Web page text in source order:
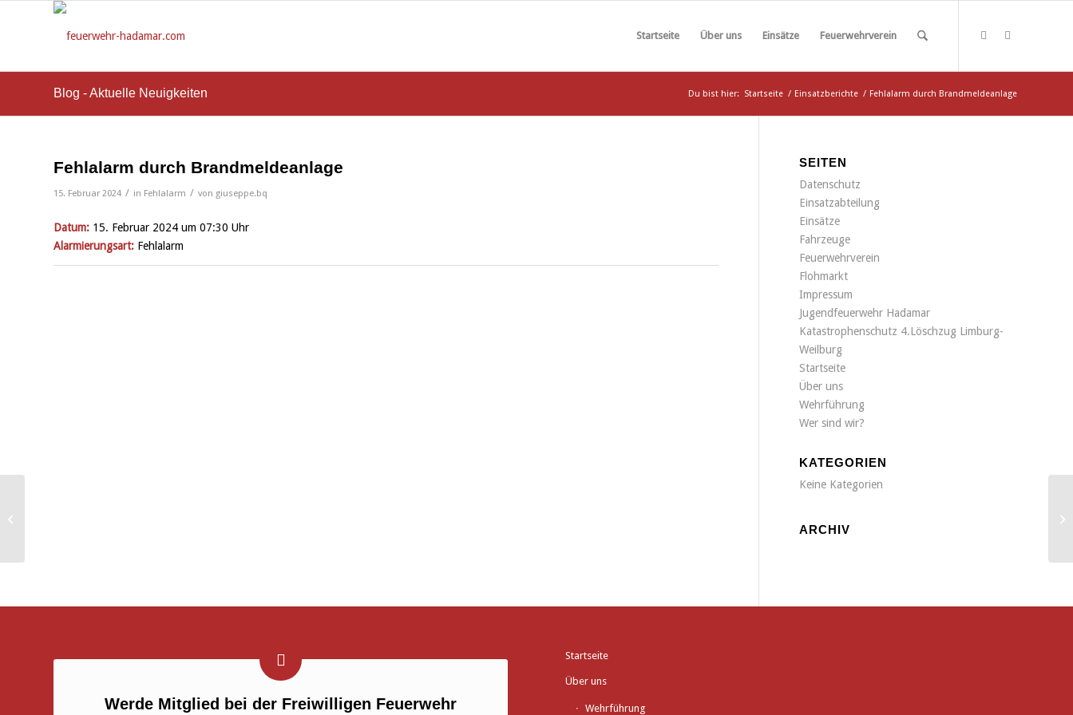
Startseite Über uns Einsätze Feuerwehrverein
Blog - Aktuelle Neuigkeiten Du bist hier: Startseite / Einsatzberichte / Fehlalarm durch Brandmeldeanlage
Fehlalarm durch Brandmeldeanlage
15. Februar 2024 / in Fehlalarm / von giuseppe.bq
Datum: 15. Februar 2024 um 07:30 Uhr
Alarmierungsart: Fehlalarm
SEITEN
Datenschutz
Einsatzabteilung
Einsätze
Fahrzeuge
Feuerwehrverein
Flohmarkt
Impressum
Jugendfeuerwehr Hadamar
Katastrophenschutz 4.Löschzug Limburg-
Weilburg
Startseite
Über uns
Wehrführung
Wer sind wir?
KATEGORIEN
Keine Kategorien
ARCHIV
Werde Mitglied bei der Freiwilligen Feuerwehr
Startseite
Über uns
Wehrführung